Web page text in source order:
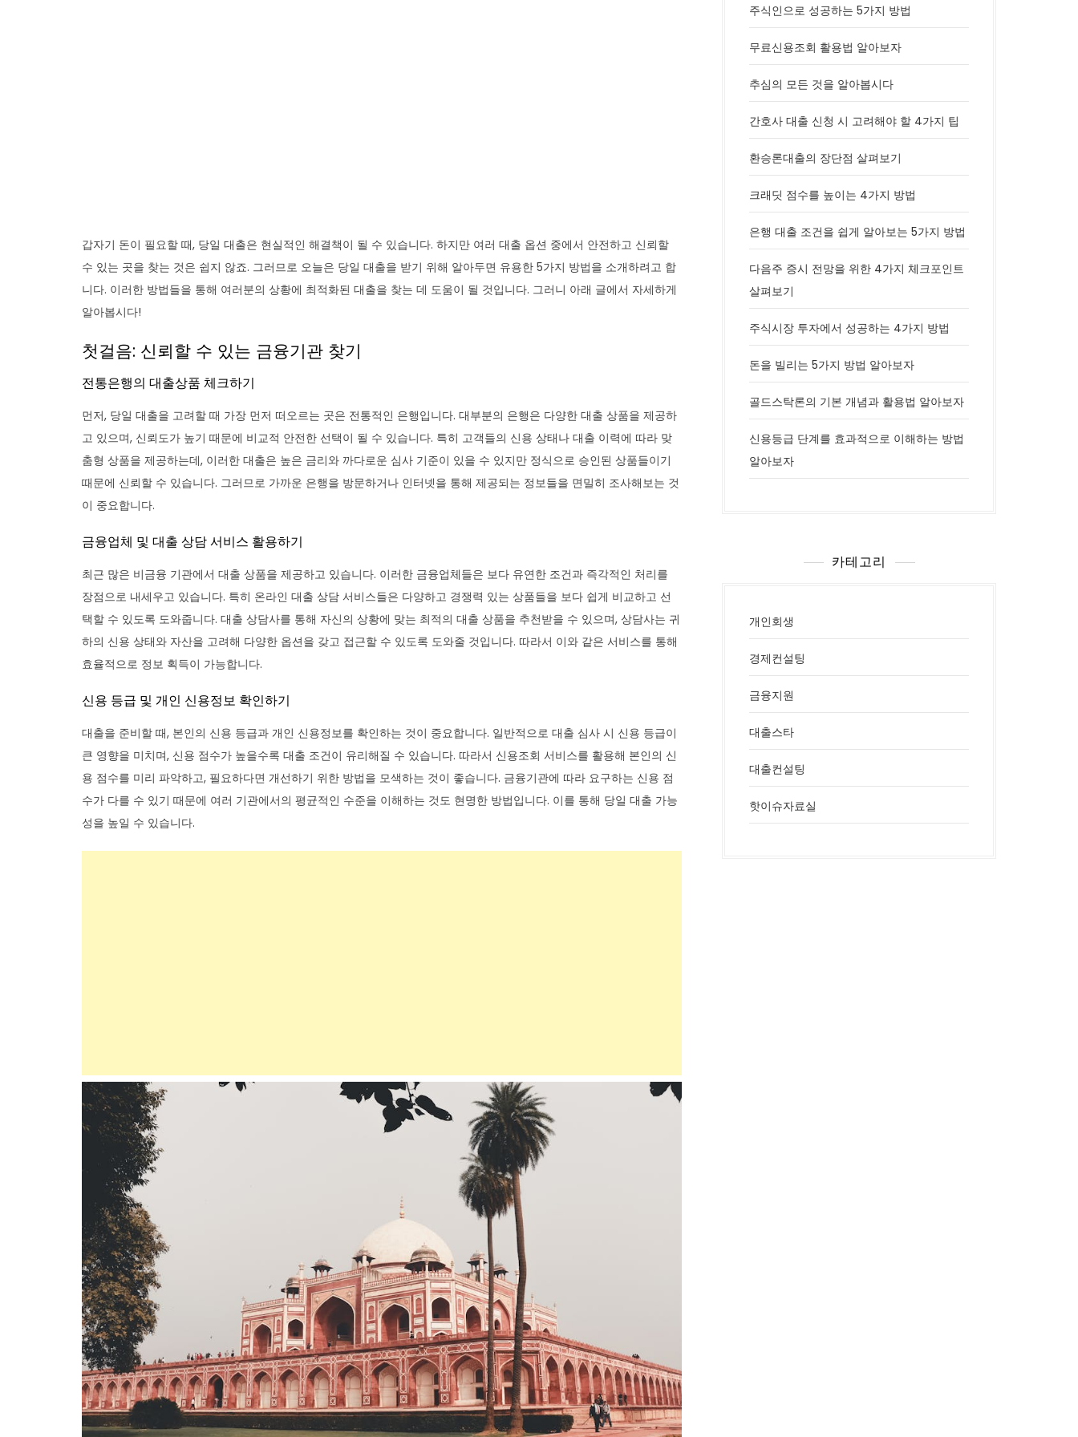
갑자기 돈이 필요할 때, 당일 대출은 현실적인 해결책이 될 수 있습니다. 하지만 여러 대출 옵션 중에서 안전하고 신뢰할
수 있는 곳을 찾는 것은 쉽지 않죠. 그러므로 오늘은 당일 대출을 받기 위해 알아두면 유용한 5가지 방법을 소개하려고 합
니다. 이러한 방법들을 통해 여러분의 상황에 최적화된 대출을 찾는 데 도움이 될 것입니다. 그러니 아래 글에서 자세하게
알아봅시다!
첫걸음: 신뢰할 수 있는 금융기관 찾기
전통은행의 대출상품 체크하기
먼저, 당일 대출을 고려할 때 가장 먼저 떠오르는 곳은 전통적인 은행입니다. 대부분의 은행은 다양한 대출 상품을 제공하
고 있으며, 신뢰도가 높기 때문에 비교적 안전한 선택이 될 수 있습니다. 특히 고객들의 신용 상태나 대출 이력에 따라 맞
춤형 상품을 제공하는데, 이러한 대출은 높은 금리와 까다로운 심사 기준이 있을 수 있지만 정식으로 승인된 상품들이기
때문에 신뢰할 수 있습니다. 그러므로 가까운 은행을 방문하거나 인터넷을 통해 제공되는 정보들을 면밀히 조사해보는 것
이 중요합니다.
금융업체 및 대출 상담 서비스 활용하기
최근 많은 비금융 기관에서 대출 상품을 제공하고 있습니다. 이러한 금융업체들은 보다 유연한 조건과 즉각적인 처리를
장점으로 내세우고 있습니다. 특히 온라인 대출 상담 서비스들은 다양하고 경쟁력 있는 상품들을 보다 쉽게 비교하고 선
택할 수 있도록 도와줍니다. 대출 상담사를 통해 자신의 상황에 맞는 최적의 대출 상품을 추천받을 수 있으며, 상담사는 귀
하의 신용 상태와 자산을 고려해 다양한 옵션을 갖고 접근할 수 있도록 도와줄 것입니다. 따라서 이와 같은 서비스를 통해
효율적으로 정보 획득이 가능합니다.
신용 등급 및 개인 신용정보 확인하기
대출을 준비할 때, 본인의 신용 등급과 개인 신용정보를 확인하는 것이 중요합니다. 일반적으로 대출 심사 시 신용 등급이
큰 영향을 미치며, 신용 점수가 높을수록 대출 조건이 유리해질 수 있습니다. 따라서 신용조회 서비스를 활용해 본인의 신
용 점수를 미리 파악하고, 필요하다면 개선하기 위한 방법을 모색하는 것이 좋습니다. 금융기관에 따라 요구하는 신용 점
수가 다를 수 있기 때문에 여러 기관에서의 평균적인 수준을 이해하는 것도 현명한 방법입니다. 이를 통해 당일 대출 가능
성을 높일 수 있습니다.
주식인으로 성공하는 5가지 방법
무료신용조회 활용법 알아보자
추심의 모든 것을 알아봅시다
간호사 대출 신청 시 고려해야 할 4가지 팁
환승론대출의 장단점 살펴보기
크래딧 점수를 높이는 4가지 방법
은행 대출 조건을 쉽게 알아보는 5가지 방법
다음주 증시 전망을 위한 4가지 체크포인트
살펴보기
주식시장 투자에서 성공하는 4가지 방법
돈을 빌리는 5가지 방법 알아보자
골드스탁론의 기본 개념과 활용법 알아보자
신용등급 단계를 효과적으로 이해하는 방법
알아보자
카테고리
개인회생
경제컨설팅
금융지원
대출스타
대출컨설팅
핫이슈자료실